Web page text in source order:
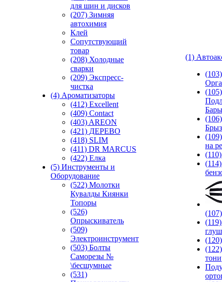
для шин и дисков
(207) Зимняя
автохимия
Клей
Сопутствующий
товар
(208) Холодные
сварки
(209) Экспреcс-
чистка
(4) Ароматизаторы
(412) Excellent
(409) Contact
(403) AREON
(421) ДЕРЕВО
(418) SLIM
(411) DR MARCUS
(422) Елка
(5) Инструменты и
Оборудование
(522) Молотки
Кувалды Киянки
Топоры
(526)
Опрыскиватель
(509)
Электроинструмент
(503) Болты
Саморезы №
\бесшумные
(531)
(1)
(105)
Бары
(106)
на